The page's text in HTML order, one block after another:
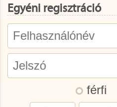
Egyéni regisztráció
férfi